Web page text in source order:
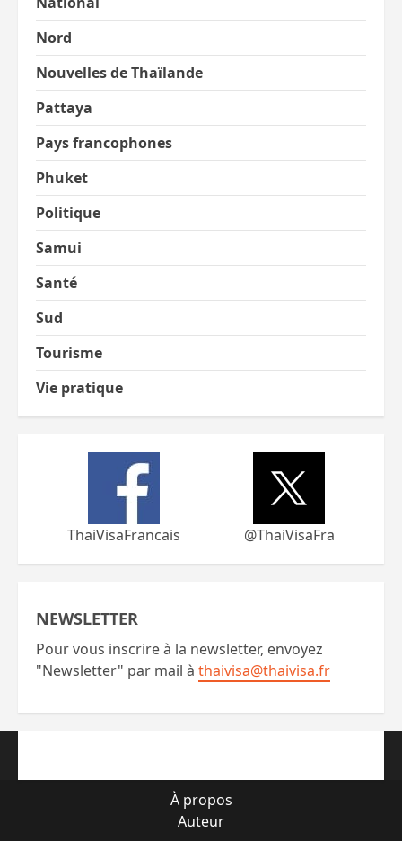
Nord
Nouvelles de Thaïlande
Pattaya
Pays francophones
Phuket
Politique
Samui
Santé
Sud
Tourisme
Vie pratique
ThaiVisaFrancais @ThaiVisaFra
NEWSLETTER
Pour vous inscrire à la newsletter, envoyez
"Newsletter" par mail à thaivisa@thaivisa.fr
À propos
Auteur